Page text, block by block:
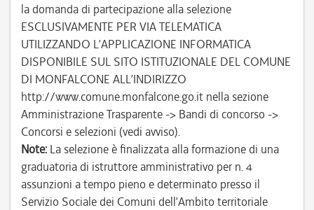
la domanda di partecipazione alla selezione
ESCLUSIVAMENTE PER VIA TELEMATICA
UTILIZZANDO L’APPLICAZIONE INFORMATICA
DISPONIBILE SUL SITO ISTITUZIONALE DEL COMUNE
DI MONFALCONE ALL’INDIRIZZO
http://www.comune.monfalcone.go.it nella sezione
Amministrazione Trasparente -> Bandi di concorso ->
Concorsi e selezioni (vedi avviso).
Note: La selezione è finalizzata alla formazione di una
graduatoria di istruttore amministrativo per n. 4
assunzioni a tempo pieno e determinato presso il
Servizio Sociale dei Comuni dell’Ambito territoriale